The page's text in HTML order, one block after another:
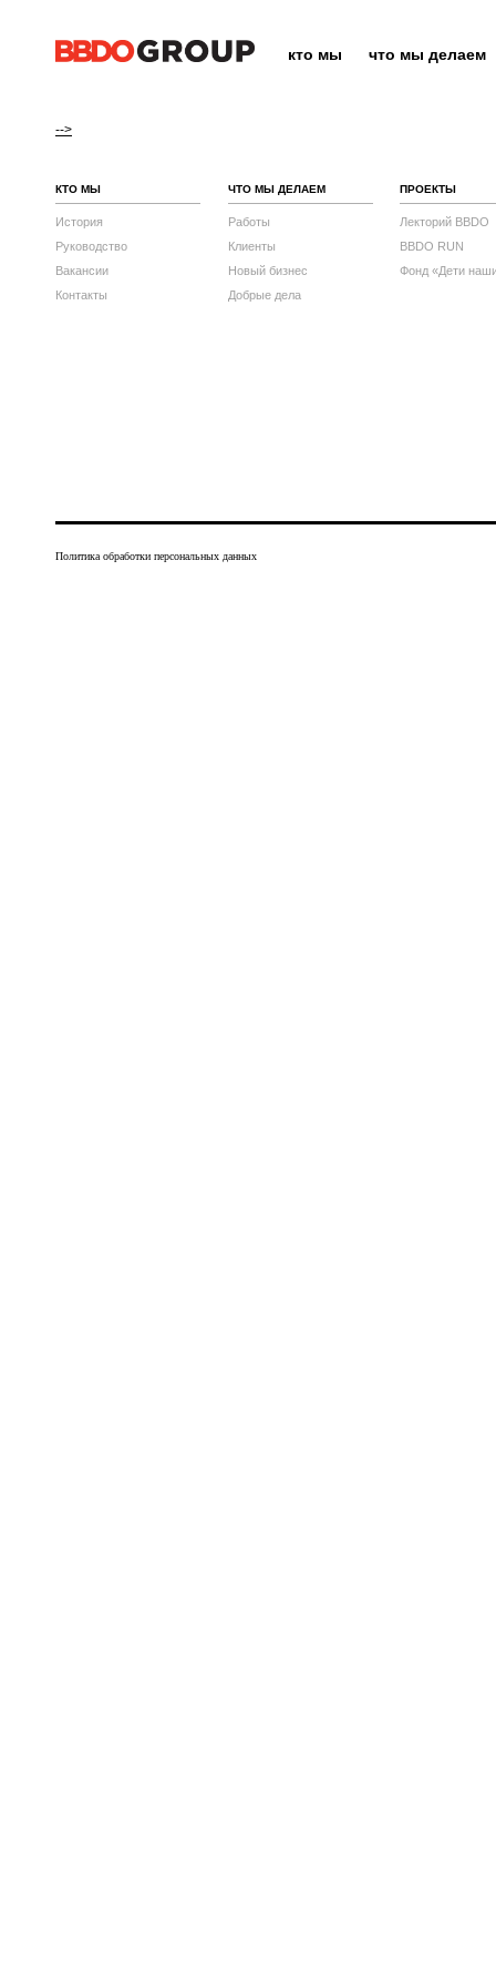
кто мы что мы делаем
-->
КТО МЫ
История
Руководство
Вакансии
Контакты
ЧТО МЫ ДЕЛАЕМ
Работы
Клиенты
Новый бизнес
Добрые дела
ПРОЕКТЫ
Лекторий BBDO
BBDO RUN
Фонд «Дети
Политика обработки персональных данных